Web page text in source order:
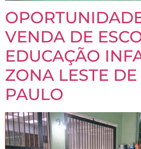
VENDA DE
EDUCAÇÃO
ZONA LESTE DE
PAULO